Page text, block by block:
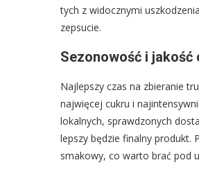
tych z widocznymi
zepsucie.
Sezonowość i jakość
Najlepszy czas na zbieranie
najwięcej cukru i
lokalnych, sprawdzonych
lepszy będzie finalny produkt.
smakowy, co warto brać pod